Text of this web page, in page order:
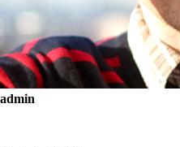
admin